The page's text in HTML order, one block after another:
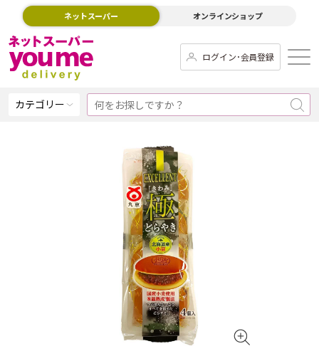
ネットスーパー オンラインショップ
ログイン･会員登録
カテゴリー